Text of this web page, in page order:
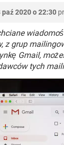
FACEBOOK
FACEBOOK
TIKTOK
NETFLIX
FACEBOOK
TIKTOK
FACEBOOK
paź 2020 o 22:30
z grup
Gmail,
tych